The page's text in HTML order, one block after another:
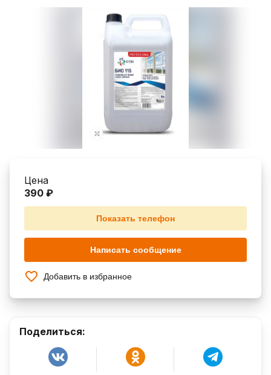
Цена
390 ₽
Показать телефон
Написать сообщение
Добавить в избранное
Поделиться: